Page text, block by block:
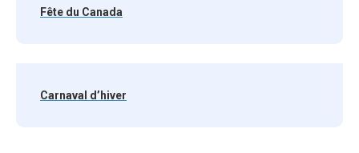
Fête du Canada
Carnaval d’hiver